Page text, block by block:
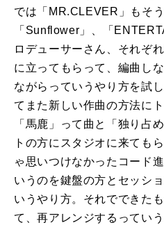
では「MR.CLEVER」もそう
「Sunflower」、「
ロデューサーさん、それぞ
に立ってもらって、編曲し
ながらっていうやり方を試
てまた新しい作曲の方法に
「馬鹿」って曲と「独り占
トの方にスタジオに来ても
ゃ思いつけなかったコード
いうのを鍵盤の方とセッシ
いうやり方。それでできた
て、再アレンジするってい